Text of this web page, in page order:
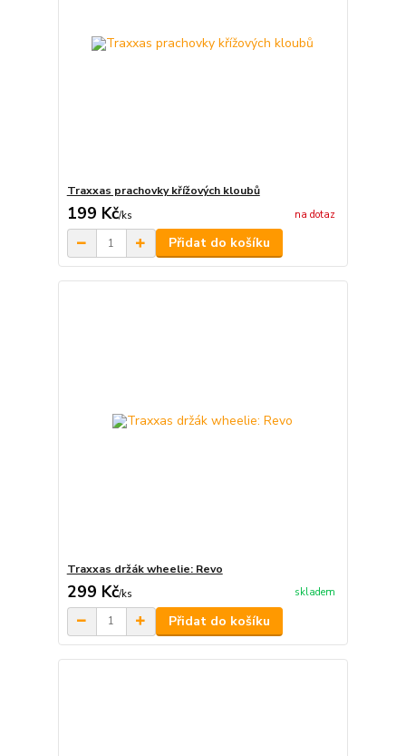
Traxxas prachovky křížových kloubů
199 Kč/ks na dotaz
Přidat do košíku
Traxxas držák wheelie: Revo
299 Kč/ks skladem
Přidat do košíku